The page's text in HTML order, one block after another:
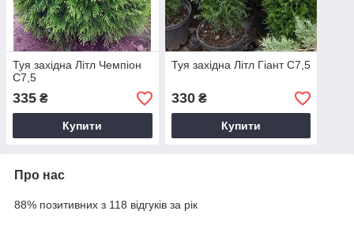
Туя західна Літл Чемпіон
С7,5
335 ₴
Купити
Туя західна Літл Гіант С7,5
330₴
Купити
Про нас
88% позитивних з 118 відгуків за рік